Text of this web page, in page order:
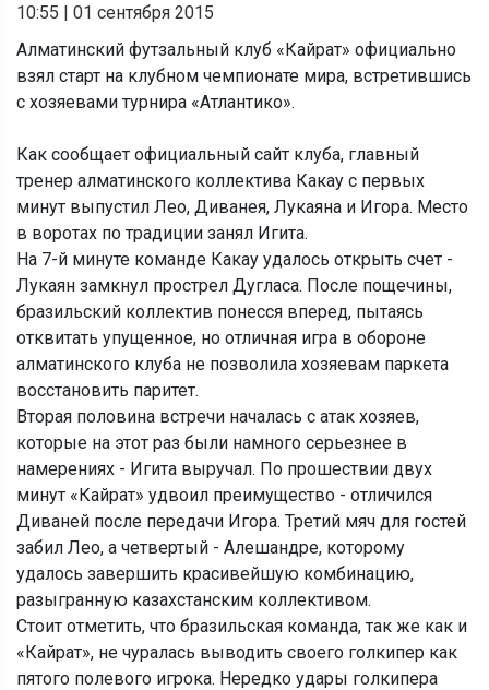
10:55 | 01 сентября 2015
Алматинский футзальный клуб «Кайрат» официально
взял старт на клубном чемпионате мира, встретившись
с хозяевами турнира «Атлантико».
Как сообщает официальный сайт клуба, главный
тренер алматинского коллектива Какау с первых
минут выпустил Лео, Диванея, Лукаяна и Игора. Место
в воротах по традиции занял Игита.
На 7-й минуте команде Какау удалось открыть счет -
Лукаян замкнул прострел Дугласа. После пощечины,
бразильский коллектив понесся вперед, пытаясь
отквитать упущенное, но отличная игра в обороне
алматинского клуба не позволила хозяевам паркета
восстановить паритет.
Вторая половина встречи началась с атак хозяев,
которые на этот раз были намного серьезнее в
намерениях - Игита выручал. По прошествии двух
минут «Кайрат» удвоил преимущество - отличился
Диваней после передачи Игора. Третий мяч для гостей
забил Лео, а четвертый - Алешандре, которому
удалось завершить красивейшую комбинацию,
разыгранную казахстанским коллективом.
Стоит отметить, что бразильская команда, так же как и
«Кайрат», не чуралась выводить своего голкипер как
пятого полевого игрока. Нередко удары голкипера